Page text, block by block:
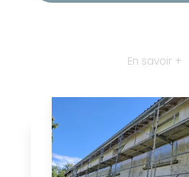
En savoir +